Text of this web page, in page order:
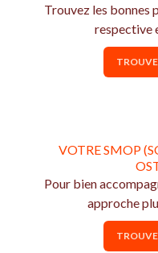
Trouvez les bonnes
respective
VOTRE SMOP
Pour bien
approche